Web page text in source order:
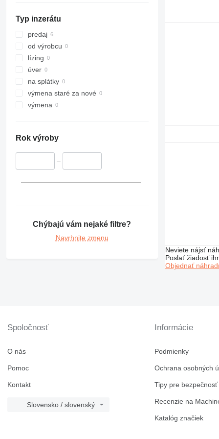
980M
D4
D5
D6
D7
D9
D10
D400
IT
IT28G
Typ inzerátu
predaj
od výrobcu
lízing
úver
na splátky
výmena staré za nové
výmena
Rok výroby
–
Chýbajú vám nejaké filtre?
Navrhnite zmenu
Neviete nájsť
Poslať žiadosť
Objednať
Spoločnosť
O nás
Pomoc
Kontakt
Slovensko / slovenský
Informácie
Podmienky
Ochrana osobných
Tipy pre bezpečnosť
Recenzie na
Katalóg značiek